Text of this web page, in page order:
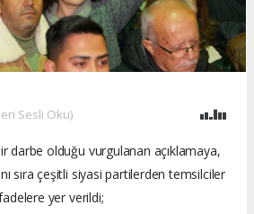
Sesli Oku)
darbe olduğu vurgulanan açıklamaya,
sıra çeşitli siyasi partilerden temsilciler
yer verildi;